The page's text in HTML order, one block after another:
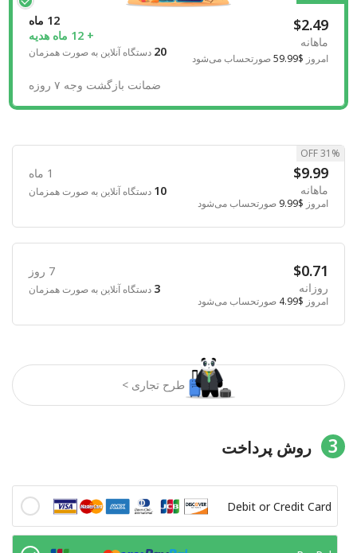
طرح تجاری >
12 ماه
+ 12 ماه هدیه
20 دستگاه آنلاین به صورت همزمان
$2.49
ماهانه
امروز $59.99 صورتحساب می‌شود
ضمانت بازگشت وجه ۷ روزه
1 ماه
10 دستگاه آنلاین به صورت همزمان
$9.99
ماهانه
امروز $9.99 صورتحساب می‌شود
31% OFF
7 روز
3 دستگاه آنلاین به صورت همزمان
$0.71
روزانه
امروز $4.99 صورتحساب می‌شود
3 روش پرداخت
Debit or Credit Card